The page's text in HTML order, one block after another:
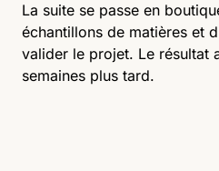
La suite se passe en
échantillons de matières et
valider le projet. Le résultat
semaines plus tard.